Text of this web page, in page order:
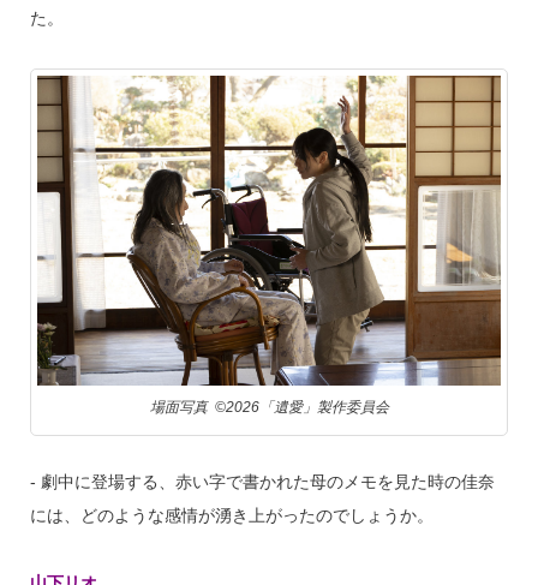
た。
場面写真 ©︎2026「遺愛」製作委員会
‐ 劇中に登場する、赤い字で書かれた母のメモを見た時の佳奈
には、どのような感情が湧き上がったのでしょうか。